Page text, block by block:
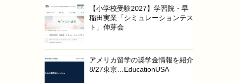
【小学校受験2027】学習院・早
稲田実業「シミュレーションテス
ト」伸芽会
アメリカ留学の奨学金情報を紹介
8/27東京…EducationUSA